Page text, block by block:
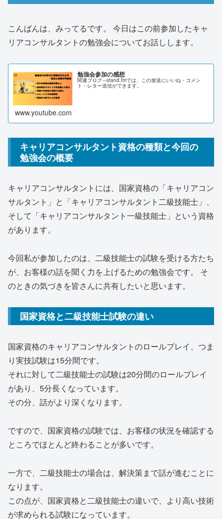
こんばんは、みってるです。 今日はこの前参加したキャ
リアコンサルタントの勉強会についてお話しします。
勉強会参加の感想
関連ブログ---stand.fmでは、この放送にいいね・コメン
ト・レター送信ができます。
www.youtube.com
キャリアコンサルタント資格の種類と今回の
勉強会の概要
キャリアコンサルタントには、国家資格の「キャリアコン
サルタント」と「キャリアコンサルタント二級技能士」、
そして「キャリアコンサルタント一級技能士」という資格
があります。
今回私が参加したのは、二級技能士の試験を受ける方たち
が、お客様の話を聞く力を上げるための勉強会です。 そ
のときの気づきを皆さんに共有したいと思います。
国家資格と二級技能士試験の違い
国家資格のキャリアコンサルタントのロールプレイ、つま
り実技試験は15分間です。
それに対して二級技能士の試験は20分間のロールプレイ
があり、5分長くなっています。
その分、話がより深くなります。
ですので、国家資格の試験では、お客様の状況を確認する
ところでほとんど終わることが多いです。
一方で、二級技能士の場合は、解決策まで話が進むことに
なります。
この点が、国家資格と二級技能士の違いで、より高い技術
が求められる試験になっています。